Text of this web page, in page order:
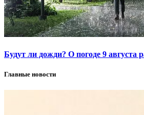
Будут ли дожди? О погоде 9 августа
Главные новости